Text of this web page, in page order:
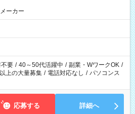
ーカー
不要 / 40～50代活躍中 / 副業・WワークOK /
上の大量募集 / 電話対応なし / パソコンス
応募する 詳細へ